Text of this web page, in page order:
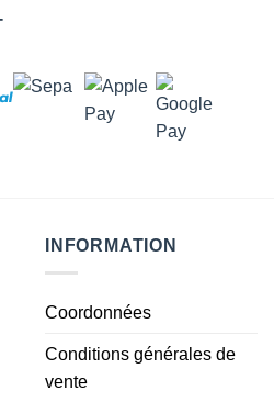
INFORMATION
Coordonnées
Conditions générales de
vente